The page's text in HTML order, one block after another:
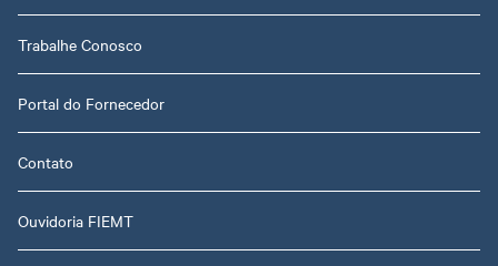
Trabalhe Conosco
Portal do Fornecedor
Contato
Ouvidoria FIEMT